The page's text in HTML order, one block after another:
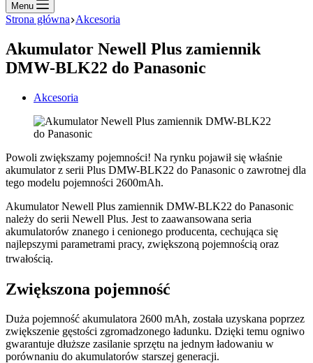
Menu
Strona główna Akcesoria
Akumulator Newell Plus zamiennik
DMW-BLK22 do Panasonic
Akcesoria
Powoli zwiększamy pojemności! Na rynku pojawił się właśnie
akumulator z serii Plus DMW-BLK22 do Panasonic o zawrotnej dla
tego modelu pojemności 2600mAh.
Akumulator Newell Plus zamiennik DMW-BLK22 do Panasonic
należy do serii Newell Plus. Jest to zaawansowana seria
akumulatorów znanego i cenionego producenta, cechująca się
najlepszymi parametrami pracy, zwiększoną pojemnością oraz
trwałością.
Zwiększona pojemność
Duża pojemność akumulatora 2600 mAh, została uzyskana poprzez
zwiększenie gęstości zgromadzonego ładunku. Dzięki temu ogniwo
gwarantuje dłuższe zasilanie sprzętu na jednym ładowaniu w
porównaniu do akumulatorów starszej generacji.